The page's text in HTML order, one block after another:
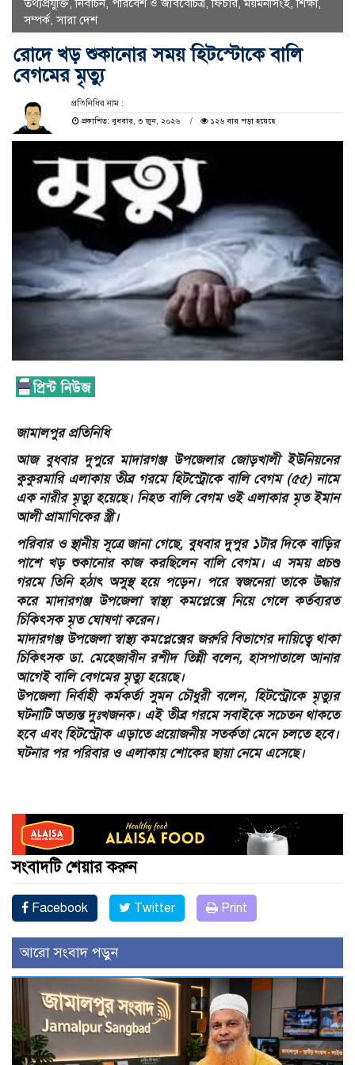
তথ্যপ্রযুক্তি,নির্বাচন, পরিবেশ ও জীববৈচিত্র,ফিচার,ময়মনসিংহ,শিক্ষা,
সম্পর্ক,সারা দেশ
রোদে খড় শুকানোর সময় হিটস্টোকে বালি
বেগমের মৃত্যু
প্রতিনিধির নাম :
প্রকাশিত: বুধবার, ৩ জুন, ২০২৬
১২৬ বার পড়া হয়েছে
জামালপুর প্রতিনিধি
আজ বুধবার দুপুরে মাদারগঞ্জ উপজেলার জোড়খালী ইউনিয়নের
কুকুরমারি এলাকায় তীব্র গরমে হিটস্ট্রোকে বালি বেগম (৫৫) নামে
এক নারীর মৃত্যু হয়েছে। নিহত বালি বেগম ওই এলাকার মৃত ইমান
আলী প্রামাণিকের স্ত্রী।
পরিবার ও স্থানীয় সূত্রে জানা গেছে, বুধবার দুপুর ১টার দিকে বাড়ির
পাশে খড় শুকানোর কাজ করছিলেন বালি বেগম। এ সময় প্রচণ্ড
গরমে তিনি হঠাৎ অসুস্থ হয়ে পড়েন। পরে স্বজনেরা তাকে উদ্ধার
করে মাদারগঞ্জ উপজেলা স্বাস্থ্য কমপ্লেক্সে নিয়ে গেলে কর্তব্যরত
চিকিৎসক মৃত ঘোষণা করেন।
মাদারগঞ্জ উপজেলা স্বাস্থ্য কমপ্লেক্সের জরুরি বিভাগের দায়িত্বে থাকা
চিকিৎসক ডা. মেহেজাবীন রশীদ তিন্নী বলেন, হাসপাতালে আনার
আগেই বালি বেগমের মৃত্যু হয়েছে।
উপজেলা নির্বাহী কর্মকর্তা সুমন চৌধুরী বলেন, হিটস্ট্রোকে মৃত্যুর
ঘটনাটি অত্যন্ত দুঃখজনক। এই তীব্র গরমে সবাইকে সচেতন থাকতে
হবে এবং হিটস্ট্রোক এড়াতে প্রয়োজনীয় সতর্কতা মেনে চলতে হবে।
ঘটনার পর পরিবার ও এলাকায় শোকের ছায়া নেমে এসেছে।
সংবাদটি শেয়ার করুন
Facebook Twitter Print
আরো সংবাদ পড়ুন